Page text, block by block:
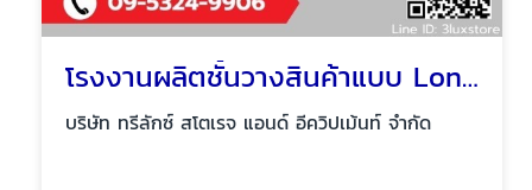
โรงงานผลิตชั้นวางสินค้าแบบ Long span shelf
บริษัท ทรีลักซ์ สโตเรจ แอนด์ อีควิปเม้นท์ จำกัด